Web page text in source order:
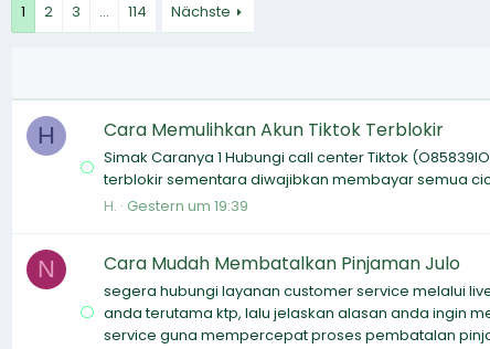
1 2 3 … 114 Nächste
H Cara Memulihkan Akun Tiktok Terblokir
Simak Caranya 1 Hubungi call center Tiktok
terblokir sementara diwajibkan membayar semua
H. Gestern um 19:39
N Cara Mudah Membatalkan Pinjaman Julo
segera hubungi layanan customer service melalui live
anda terutama ktp, lalu jelaskan alasan anda ingin
service guna mempercepat proses pembatalan